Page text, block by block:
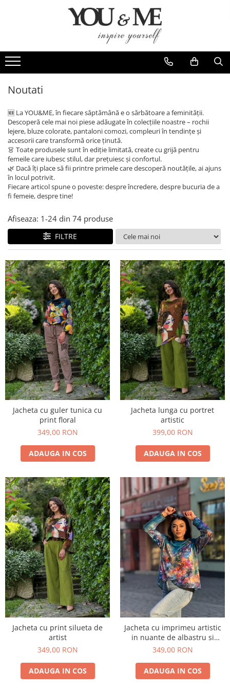
Bluze si camasi
Pantaloni
Geci si jachete
Rochii de eveniment
Compleuri si costume
Salopete
Tricouri si topuri
Fuste
Sacouri
Vesta
Costume de baie
Genti
Esarfe
Coliere si brose
Noutati
🆕 La YOU&ME, în fiecare săptămână e o sărbătoare a feminității.
Descoperă cele mai noi piese adăugate în colecțiile noastre – rochii
lejere, bluze colorate, pantaloni comozi, compleuri în tendințe și
accesorii care transformă orice ținută.
👗 Toate produsele sunt în ediție limitată, create cu grijă pentru
femeile care iubesc stilul, dar prețuiesc și confortul.
🌿 Dacă îți place să fii printre primele care descoperă noutățile, ai ajuns
în locul potrivit.
Fiecare articol spune o poveste: despre încredere, despre bucuria de a
fi femeie, despre tine!
Afiseaza: 1-24 din 74 produse
FILTRE
Jacheta cu guler tunica cu
print floral
349,00 RON
ADAUGA IN COS
Jacheta lunga cu portret
artistic
399,00 RON
ADAUGA IN COS
Jacheta cu print silueta de
artist
349,00 RON
ADAUGA IN COS
Jacheta cu imprimeu artistic
in nuante de albastru si
multicolor
349,00 RON
ADAUGA IN COS